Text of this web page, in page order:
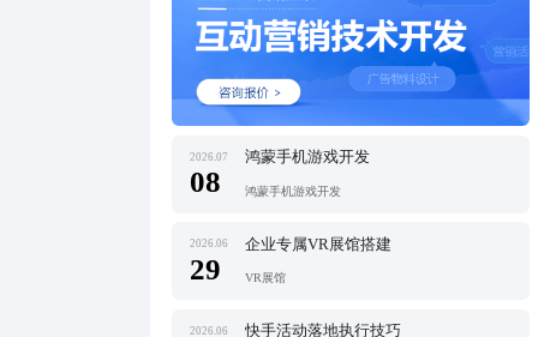
2026.07
08
鸿蒙手机游戏开发
鸿蒙手机游戏开发
2026.06
29
企业专属VR展馆搭建
VR展馆
2026.06 快手活动落地执行技巧